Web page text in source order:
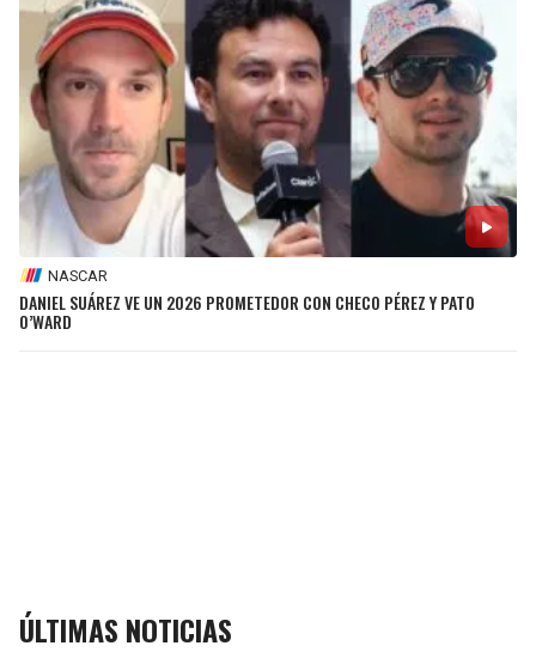
NASCAR
DANIEL SUÁREZ VE UN 2026 PROMETEDOR CON CHECO PÉREZ Y PATO
O’WARD
ÚLTIMAS NOTICIAS